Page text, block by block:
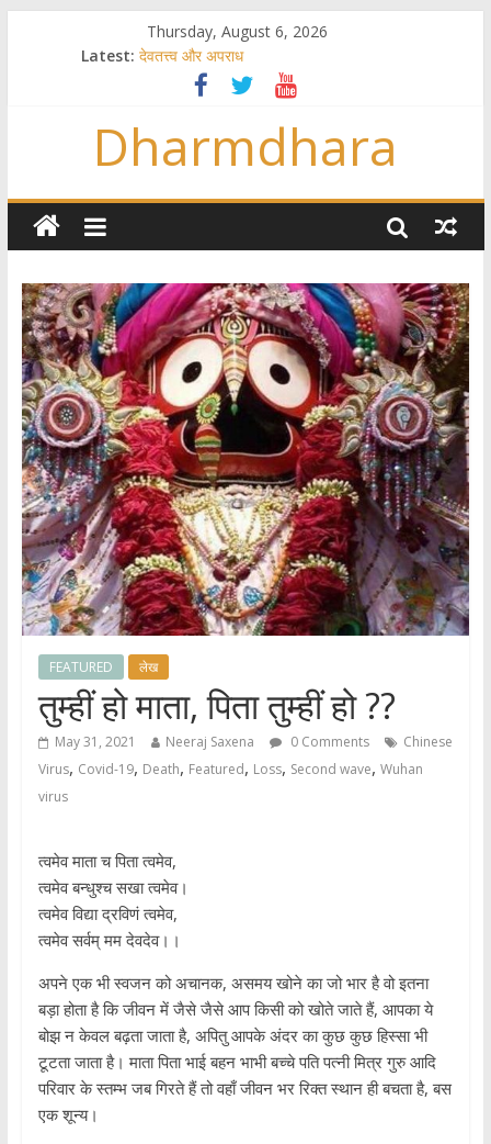
Thursday, August 6, 2026
Latest: देवतत्त्व और अपराध
स्त्रियाँ वेदाधिकारिणी क्यों नहीं हैं
विश्व का सबसे बड़ा और वैज्ञानिक समय गणना तन्त्र
तुम्हीं हो माता, पिता तुम्हीं हो ??
गौ सेवा और राजयोग
Dharmdhara
FEATURED लेख
तुम्हीं हो माता, पिता तुम्हीं हो ??
May 31, 2021 Neeraj Saxena 0 Comments
Chinese
Virus, Covid-19, Death, Featured, Loss, Second wave, Wuhan
virus
त्वमेव माता च पिता त्वमेव,
त्वमेव बन्धुश्च सखा त्वमेव।
त्वमेव विद्या द्रविणं त्वमेव,
त्वमेव सर्वम् मम देवदेव।।
अपने एक भी स्वजन को अचानक, असमय खोने का जो भार है वो इतना
बड़ा होता है कि जीवन में जैसे जैसे आप किसी को खोते जाते हैं, आपका ये
बोझ न केवल बढ़ता जाता है, अपितु आपके अंदर का कुछ कुछ हिस्सा भी
टूटता जाता है। माता पिता भाई बहन भाभी बच्चे पति पत्नी मित्र गुरु आदि
परिवार के स्तम्भ जब गिरते हैं तो वहाँ जीवन भर रिक्त स्थान ही बचता है, बस
एक शून्य।